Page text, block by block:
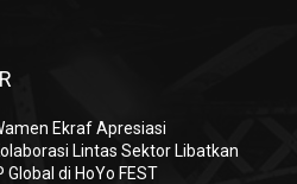
Ekraf Apresiasi
Lintas Sektor Libatkan
Global di HoYo FEST